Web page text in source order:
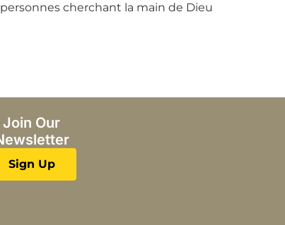
cherchant la main de Dieu
Join Our
Sign Up